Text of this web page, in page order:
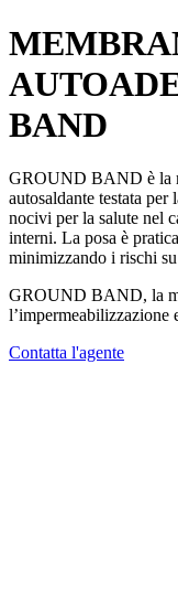
BAND
GROUND BAND è la
autosaldante testata per
nocivi per la salute nel
interni. La posa è
minimizzando i rischi
GROUND BAND, la
l’impermeabilizzazione
Contatta l'agente